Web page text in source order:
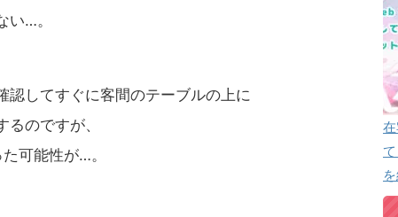
い…。
認してすぐに客間のテーブルの上に
のですが、
可能性が…。